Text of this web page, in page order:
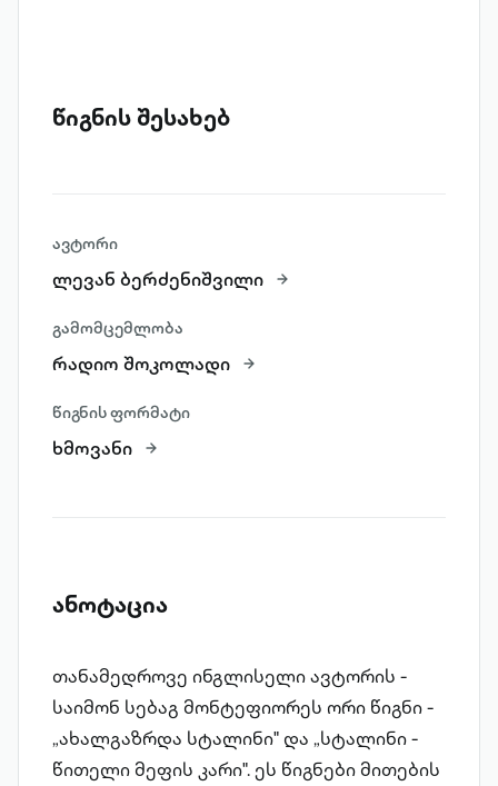
წიგნის შესახებ
ავტორი
ლევან ბერძენიშვილი
გამომცემლობა
რადიო შოკოლადი
წიგნის ფორმატი
ხმოვანი
ანოტაცია
თანამედროვე ინგლისელი ავტორის -
საიმონ სებაგ მონტეფიორეს ორი წიგნი -
„ახალგაზრდა სტალინი" და „სტალინი -
წითელი მეფის კარი". ეს წიგნები მითების